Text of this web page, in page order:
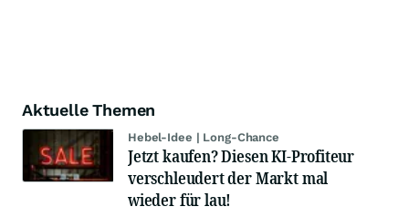
Aktuelle Themen
Hebel-Idee | Long-Chance
Jetzt kaufen? Diesen KI-Profiteur
verschleudert der Markt mal
wieder für lau!